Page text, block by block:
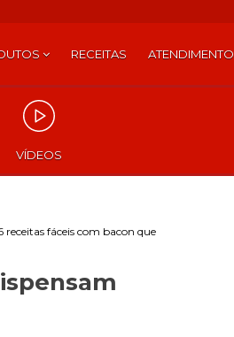
RECEITAS ATENDIMENTO
VÍDEOS
receitas fáceis com bacon que